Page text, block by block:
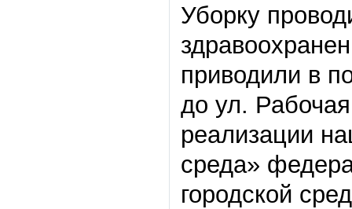
Уборку
приводили в
до ул.
реализации
среда»
городской